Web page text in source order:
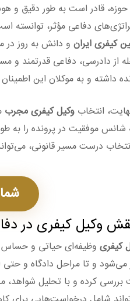
حوزه، قادر است به طور دقیق و
دفاعی مؤثر، توانسته
کیفری ایران و دانش به روز در
از دادرسی، دفاعی قدرتمند و
داشته و به موکلان این
انتخاب وکیل کیفری مجرب
شانس موفقیت در پرونده را به
درست مسیر قانونی،
وکیل کیفری در
کیفری وظیفه‌ای حیاتی و حساس
می‌شود و تا مراحل دادگاه و حتی
بررسی کرده و با تحلیل شواهد،